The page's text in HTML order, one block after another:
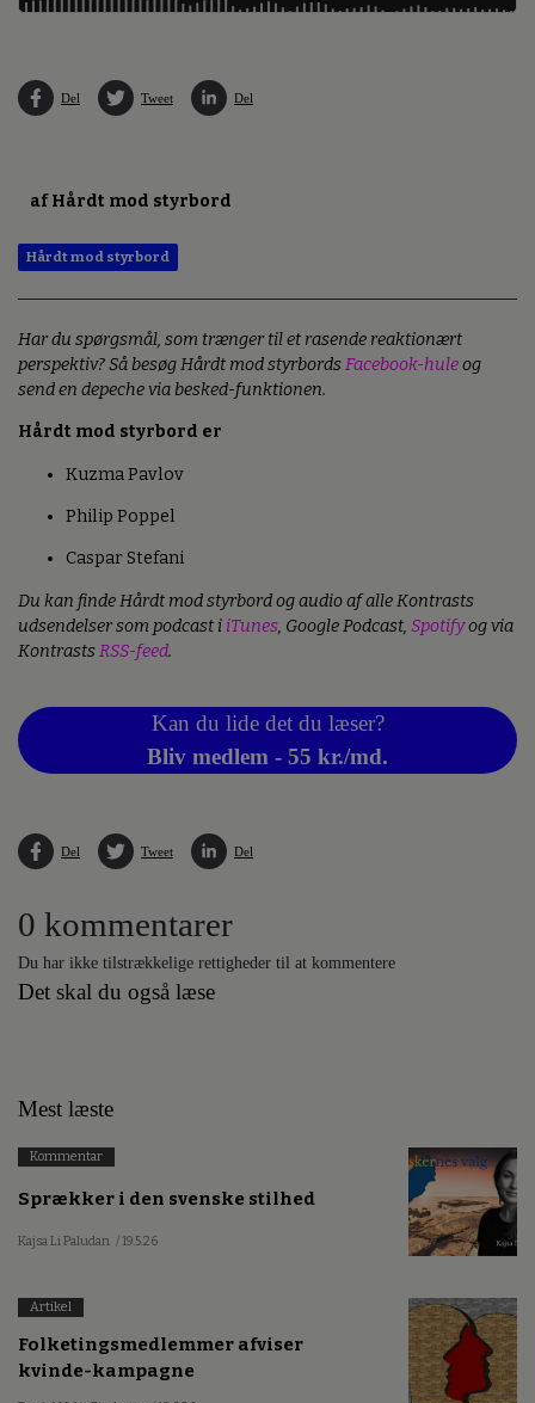
Del Tweet Del
af Hårdt mod styrbord
Hårdt mod styrbord
Har du spørgsmål, som trænger til et rasende reaktionært
perspektiv? Så besøg Hårdt mod styrbordsFacebook-huleog
send en depeche via besked-funktionen.
Hårdt mod styrbord er
Kuzma Pavlov
Philip Poppel
Caspar Stefani
Du kan finde Hårdt mod styrbord og audio af alle Kontrasts
udsendelser som podcast i iTunes, Google Podcast, Spotifyog via
KontrastsRSS-feed.
Kan du lide det du læser?
Bliv medlem - 55 kr./md.
Del Tweet Del
0 kommentarer
Du har ikke tilstrækkelige rettigheder til at kommentere
Det skal du også læse
Mest læste
Kommentar
Sprækker i den svenske stilhed
Kajsa Li Paludan / 19.5.26
Artikel
Folketingsmedlemmer afviser
kvinde-kampagne